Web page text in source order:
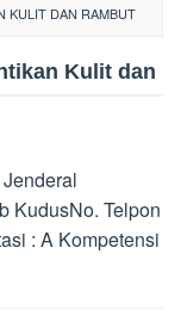
KULIT DAN RAMBUT
Kulit dan
KudusNo. Telpon
: A Kompetensi